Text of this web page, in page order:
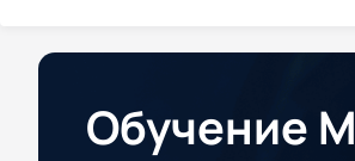
Обучение